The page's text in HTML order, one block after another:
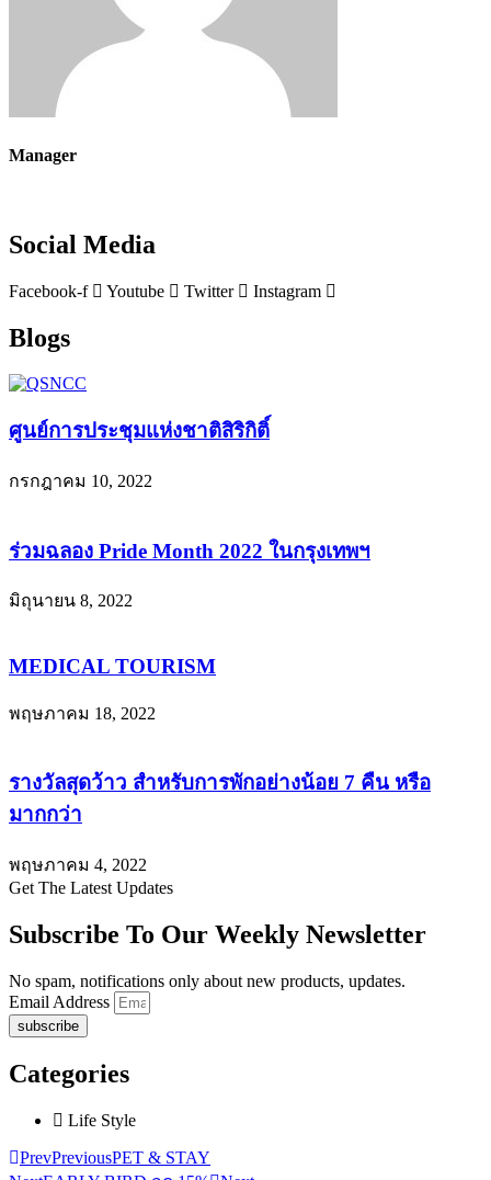
Manager
Social Media
Facebook-f Youtube Twitter Instagram
Blogs
ศูนย์การประชุมแห่งชาติสิริกิติ์
กรกฎาคม 10, 2022
ร่วมฉลอง Pride Month 2022 ในกรุงเทพฯ
มิถุนายน 8, 2022
MEDICAL TOURISM
พฤษภาคม 18, 2022
รางวัลสุดว้าว สำหรับการพักอย่างน้อย 7 คืน หรือ
มากกว่า
พฤษภาคม 4, 2022
Get The Latest Updates
Subscribe To Our Weekly Newsletter
No spam, notifications only about new products, updates.
Email Address
subscribe
Categories
Life Style
PrevPreviousPET & STAY